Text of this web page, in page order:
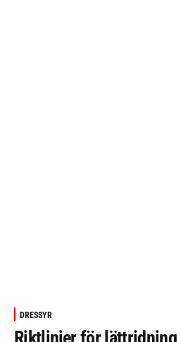
DRESSYR
Riktlinjer för lättridning